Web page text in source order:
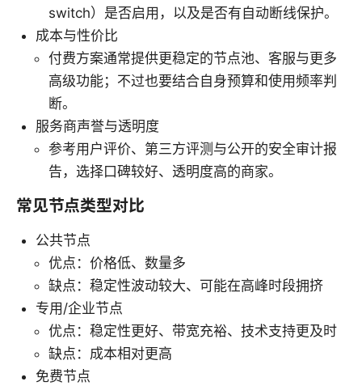
switch）是否启用，以及是否有自动断线保护。
成本与性价比
付费方案通常提供更稳定的节点池、客服与更多
高级功能；不过也要结合自身预算和使用频率判
断。
服务商声誉与透明度
参考用户评价、第三方评测与公开的安全审计报
告，选择口碑较好、透明度高的商家。
常见节点类型对比
公共节点
优点：价格低、数量多
缺点：稳定性波动较大、可能在高峰时段拥挤
专用/企业节点
优点：稳定性更好、带宽充裕、技术支持更及时
缺点：成本相对更高
免费节点